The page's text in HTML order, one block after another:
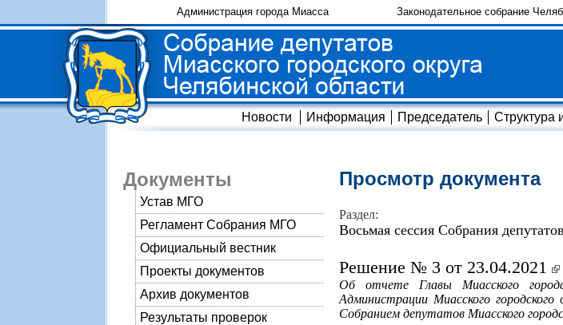
Администрация города Миасса Законодательное собрание
Новости Информация Председатель Структура
Документы
Устав МГО
Регламент Собрания МГО
Официальный вестник
Проекты документов
Архив документов
Результаты проверок
Просмотр документа
Раздел:
Восьмая сессия Собрания
Решение № 3 от 23.04.2021
Об отчете Главы Миасского
Администрации Миасского
Собранием депутатов Миасского